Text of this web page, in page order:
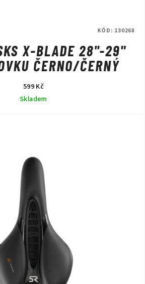
X-BLADE 28"-29"
ČERNO/ČERNÝ
599 Kč
Skladem
KÓD: 130268